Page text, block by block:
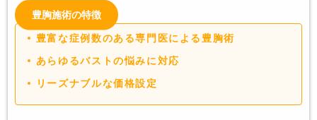
豊胸施術の特徴
豊富な症例数のある専門医による豊胸術
あらゆるバストの悩みに対応
リーズナブルな価格設定